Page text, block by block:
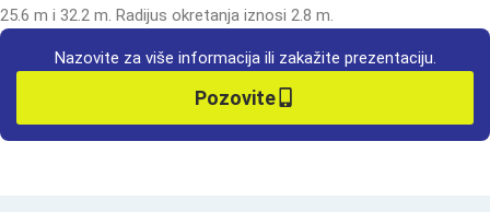
25.6 m i 32.2 m. Radijus okretanja iznosi 2.8 m.
Nazovite za više informacija ili zakažite prezentaciju.
Pozovite